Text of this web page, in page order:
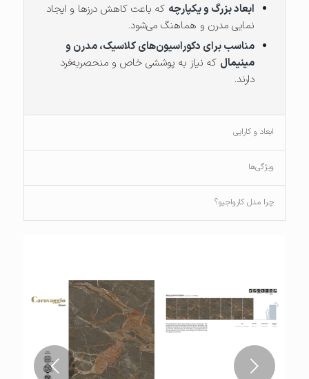
ابعاد بزرگ و یکپارچه که باعث کاهش درزها و ایجاد
نمایی مدرن و هماهنگ می‌شود.
مناسب برای دکوراسیون‌های کلاسیک، مدرن و
مینیمال که نیاز به پوششی خاص و منحصر‌به‌فرد
دارند.
ابعاد و کارایی
ویژگی‌ها
چرا مدل کارواجیو؟